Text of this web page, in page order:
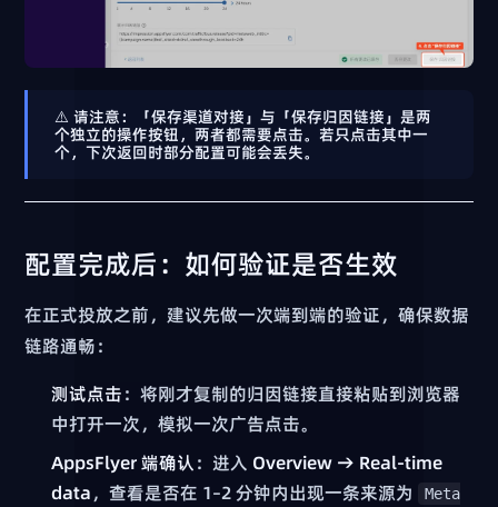
⚠️请注意：「保存渠道对接」与「保存归因链接」是两
个独立的操作按钮 ，两者都需要点击。若只点击其中一
个，下次返回时部分配置可能会丢失。
配置完成后：如何验证是否生效
在正式投放之前，建议先做一次端到端的验证，确保数据
链路通畅：
测试点击：将刚才复制的归因链接直接粘贴到浏览器
中打开一次，模拟一次广告点击。
AppsFlyer 端确认：进入 Overview → Real-time
data，查看是否在 1–2 分钟内出现一条来源为
Meta